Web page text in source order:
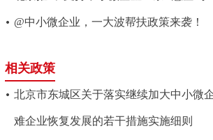
@中小微企业，一大波帮扶政策来袭！
相关政策
北京市东城区关于落实继续加大中小微
难企业恢复发展的若干措施实施细则